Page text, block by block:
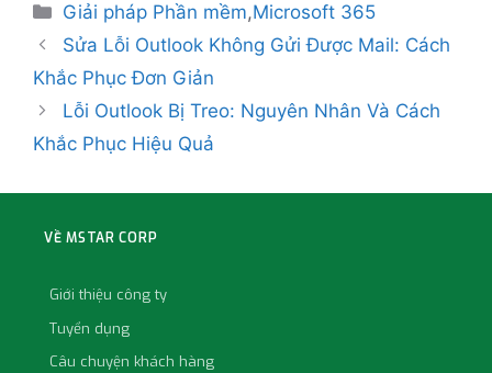
Giải pháp Phần mềm,Microsoft 365
Sửa Lỗi Outlook Không Gửi Được Mail: Cách
Khắc Phục Đơn Giản
Lỗi Outlook Bị Treo: Nguyên Nhân Và Cách
Khắc Phục Hiệu Quả
VỀ MSTAR CORP
Giới thiệu công ty
Tuyển dụng
Câu chuyện khách hàng